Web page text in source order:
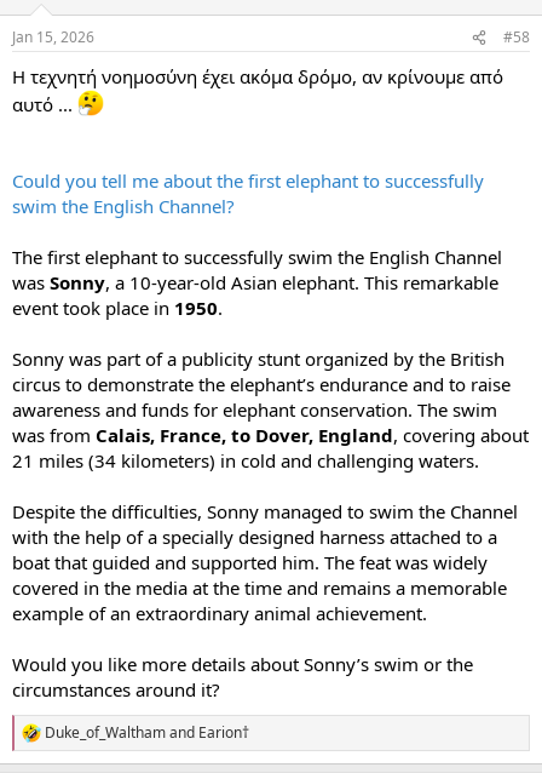
s
Jan 15, 2026 #58
Η τεχνητή νοημοσύνη έχει ακόμα δρόμο, αν κρίνουμε από
αυτό ...
Could you tell me about the first elephant to successfully
swim the English Channel?
The first elephant to successfully swim the English Channel
was Sonny, a 10-year-old Asian elephant. This remarkable
event took place in 1950.
Sonny was part of a publicity stunt organized by the British
circus to demonstrate the elephant’s endurance and to raise
awareness and funds for elephant conservation. The swim
was from Calais, France, to Dover, England, covering about
21 miles (34 kilometers) in cold and challenging waters.
Despite the difficulties, Sonny managed to swim the Channel
with the help of a specially designed harness attached to a
boat that guided and supported him. The feat was widely
covered in the media at the time and remains a memorable
example of an extraordinary animal achievement.
Would you like more details about Sonny’s swim or the
circumstances around it?
R
e
Duke_of_Walthamand Earion†